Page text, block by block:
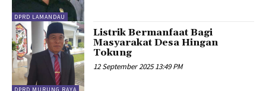
DPRD LAMANDAU
DPRD MURUNG RAYA
Listrik Bermanfaat Bagi
Masyarakat Desa Hingan
Tokung
12 September 2025 13:49 PM